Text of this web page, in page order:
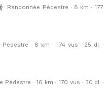
Randonnée Pédestre · 8 km · 177
Pédestre · 8 km · 174 vus · 25 dl ·
Pédestre · 16 km · 170 vus · 30 dl ·